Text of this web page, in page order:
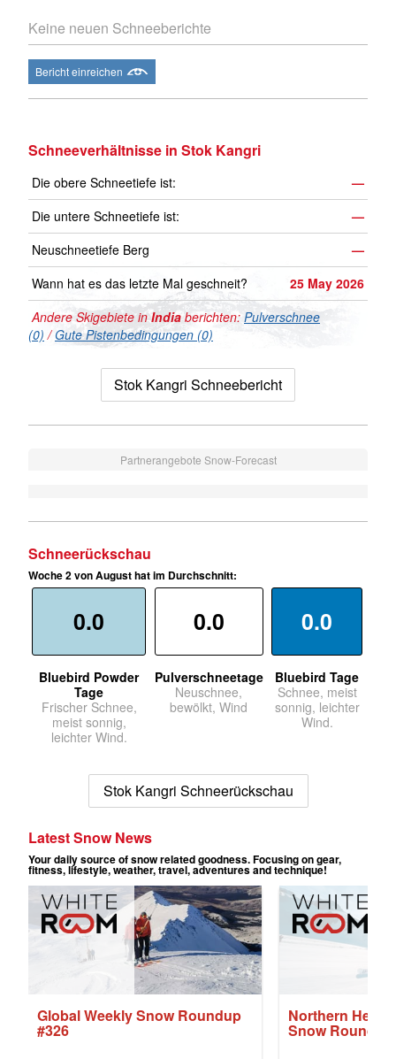
Keine neuen Schneeberichte
Bericht einreichen
Schneeverhältnisse in Stok Kangri
Die obere Schneetiefe ist:
—
Die untere Schneetiefe ist:
—
Neuschneetiefe Berg
—
Wann hat es das letzte Mal geschneit?
25 May 2026
Andere Skigebiete inIndiaberichten: Pulverschnee
(0) /Gute Pistenbedingungen (0)
Stok Kangri Schneebericht
Partnerangebote Snow-Forecast
Schneerückschau
Woche 2 von August hat im Durchschnitt:
0.0
Bluebird Powder
Tage
Frischer Schnee,
meist sonnig,
leichter Wind.
0.0
Pulverschneetage
Neuschnee,
bewölkt, Wind
0.0
Bluebird Tage
Schnee, meist
sonnig, leichter
Wind.
Stok Kangri Schneerückschau